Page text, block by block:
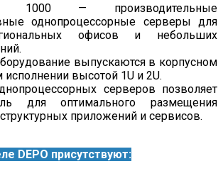
1000 — производительные
однопроцессорные серверы для
офисов и небольших
выпускаются в корпусном
исполнении высотой 1U и 2U.
серверов позволяет
для оптимального размещения
приложений и сервисов.
DEPO присутствуют: